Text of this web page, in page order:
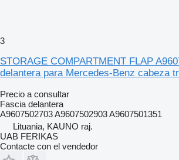
3
STORAGE COMPARTMENT FLAP
delantera para Mercedes-Benz cabeza
Precio a consultar
Fascia delantera
A9607502703 A9607502903 A9607501351
Lituania, KAUNO raj.
UAB FERIKAS
Contacte con el vendedor